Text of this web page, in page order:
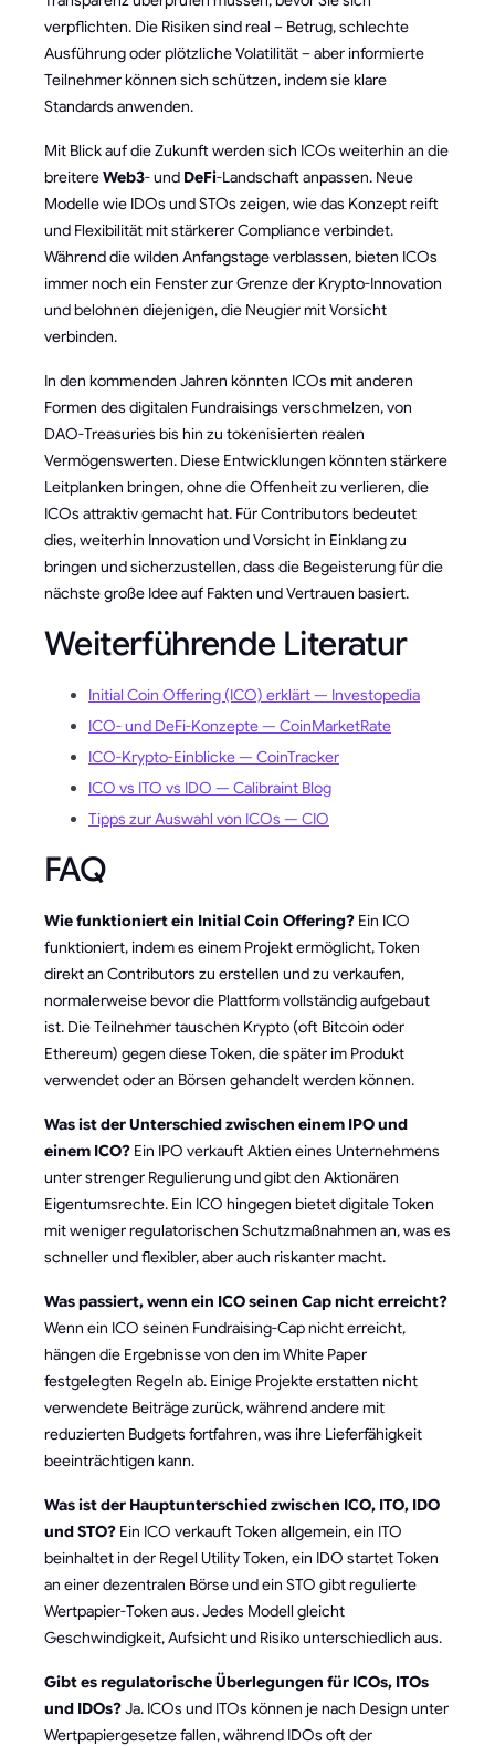
verpflichten. Die Risiken sind real – Betrug, schlechte
Ausführung oder plötzliche Volatilität – aber informierte
Teilnehmer können sich schützen, indem sie klare
Standards anwenden.
Mit Blick auf die Zukunft werden sich ICOs weiterhin an die
breitereWeb3- und DeFi-Landschaft anpassen. Neue
Modelle wie IDOs und STOs zeigen, wie das Konzept reift
und Flexibilität mit stärkerer Compliance verbindet.
Während die wilden Anfangstage verblassen, bieten ICOs
immer noch ein Fenster zur Grenze der Krypto-Innovation
und belohnen diejenigen, die Neugier mit Vorsicht
verbinden.
In den kommenden Jahren könnten ICOs mit anderen
Formen des digitalen Fundraisings verschmelzen, von
DAO-Treasuries bis hin zu tokenisierten realen
Vermögenswerten. Diese Entwicklungen könnten stärkere
Leitplanken bringen, ohne die Offenheit zu verlieren, die
ICOs attraktiv gemacht hat. Für Contributors bedeutet
dies, weiterhin Innovation und Vorsicht in Einklang zu
bringen und sicherzustellen, dass die Begeisterung für die
nächste große Idee auf Fakten und Vertrauen basiert.
Weiterführende Literatur
Initial Coin Offering (ICO) erklärt — Investopedia
ICO- und DeFi-Konzepte — CoinMarketRate
ICO-Krypto-Einblicke — CoinTracker
ICO vs ITO vs IDO — Calibraint Blog
Tipps zur Auswahl von ICOs — CIO
FAQ
Wie funktioniert ein Initial Coin Offering? Ein ICO
funktioniert, indem es einem Projekt ermöglicht, Token
direkt an Contributors zu erstellen und zu verkaufen,
normalerweise bevor die Plattform vollständig aufgebaut
ist. Die Teilnehmer tauschen Krypto (oft Bitcoin oder
Ethereum) gegen diese Token, die später im Produkt
verwendet oder an Börsen gehandelt werden können.
Was ist der Unterschied zwischen einem IPO und
einem ICO? Ein IPO verkauft Aktien eines Unternehmens
unter strenger Regulierung und gibt den Aktionären
Eigentumsrechte. Ein ICO hingegen bietet digitale Token
mit weniger regulatorischen Schutzmaßnahmen an, was es
schneller und flexibler, aber auch riskanter macht.
Was passiert, wenn ein ICO seinen Cap nicht erreicht?
Wenn ein ICO seinen Fundraising-Cap nicht erreicht,
hängen die Ergebnisse von den im White Paper
festgelegten Regeln ab. Einige Projekte erstatten nicht
verwendete Beiträge zurück, während andere mit
reduzierten Budgets fortfahren, was ihre Lieferfähigkeit
beeinträchtigen kann.
Was ist der Hauptunterschied zwischen ICO, ITO, IDO
und STO? Ein ICO verkauft Token allgemein, ein ITO
beinhaltet in der Regel Utility Token, ein IDO startet Token
an einer dezentralen Börse und ein STO gibt regulierte
Wertpapier-Token aus. Jedes Modell gleicht
Geschwindigkeit, Aufsicht und Risiko unterschiedlich aus.
Gibt es regulatorische Überlegungen für ICOs, ITOs
und IDOs?Ja. ICOs und ITOs können je nach Design unter
Wertpapiergesetze fallen, während IDOs oft der